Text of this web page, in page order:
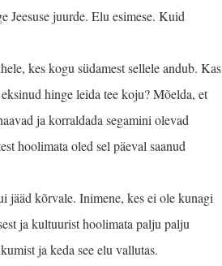
Jeesuse juurde. Elu esimese. Kuid
kes kogu südamest sellele andub. Kas
hinge leida tee koju? Mõelda, et
ja korraldada segamini olevad
hoolimata oled sel päeval saanud
jääd kõrvale. Inimene, kes ei ole kunagi
ja kultuurist hoolimata palju palju
ja keda see elu vallutas.